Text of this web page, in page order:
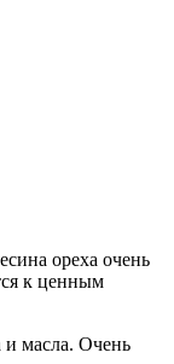
ореха очень
к ценным
и масла. Очень